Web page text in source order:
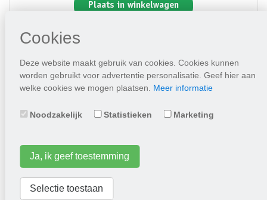
Cookies
Deze website maakt gebruik van cookies. Cookies kunnen
worden gebruikt voor advertentie personalisatie. Geef hier aan
welke cookies we mogen plaatsen. Meer informatie
Noodzakelijk Statistieken Marketing
Ja, ik geef toestemming
Selectie toestaan
Plaats in winkelwagen
Tuinboon Witkiem